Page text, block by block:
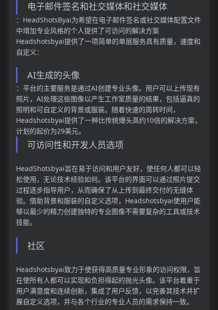
电子邮件签名和社交媒体和社交媒体
：HeadShotsByai为希望在电子邮件签名或社交媒体配置文件
中增加专业风格的个人提供了可访问的解决方案
Headshotsbyai提供了一项简单的单层服务具有质量，速度和
自定义：
AI生成的头像
：平台的主要服务是通过AI创建专业头像。用户可以上传现有
照片，AI处理这些图像以产生工作室质量的结果，包括逼真的
照明和可自定义的背景或服装。随着快速的周转时间，
Headshotsbyai提供了一种比传统爆头高约10倍的解决方案，
计划的起价为29美元。
可访问性和开发人员选项
HeadShotsbyai旨在易于访问和用户友好，使任何人都可以轻
松使用，无论技术经验如何。该平台的界面可以通过照片提交
过程逐步指导用户，从而确保了从上传到最终交付的无缝体
验。借助背景和服装的自定义选项，Headshotsbyai使用户能
够以最少的精力创建独特的专业图像不需要复杂的工具或技术
技能。
社区
Headshotsbyai致力于使获得高质量专业形象的访问权限，旨
在使所有人都可以实现和负担得起的抛光头像。该平台着重于
用户满意度和连续创新，集成了用户反馈，以完善其技术并扩
展自定义选项，并与各个行业的专业人员的需求保持一致。